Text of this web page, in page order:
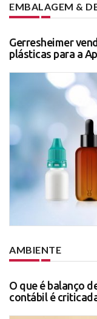
EMBALAGEM &
Gerresheimer
plásticas para a
AMBIENTE
O que é balanço
contábil é